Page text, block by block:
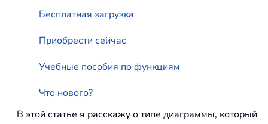
Бесплатная загрузка
Приобрести сейчас
Учебные пособия по функциям
Что нового?
В этой статье я расскажу о типе диаграммы, который